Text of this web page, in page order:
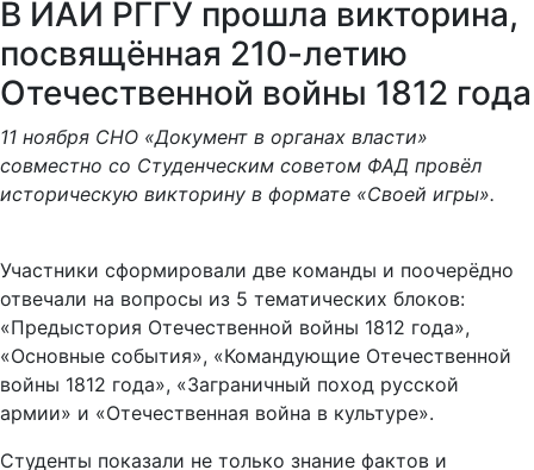
В ИАИ РГГУ прошла викторина,
посвящённая 210-летию
Отечественной войны 1812 года
11 ноября СНО «Документ в органах власти»
совместно со Студенческим советом ФАД провёл
историческую викторину в формате «Своей игры».
Участники сформировали две команды и поочерёдно
отвечали на вопросы из 5 тематических блоков:
«Предыстория Отечественной войны 1812 года»,
«Основные события», «Командующие Отечественной
войны 1812 года», «Заграничный поход русской
армии» и «Отечественная война в культуре».
Студенты показали не только знание фактов и